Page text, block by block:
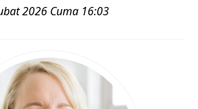
2026 Cuma 16:03